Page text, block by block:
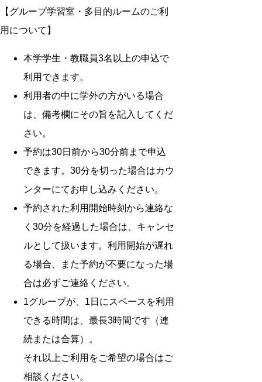
【グループ学習室・多目的ルームのご利
用について】
本学学生・教職員3名以上の申込で
利用できます。
利用者の中に学外の方がいる場合
は、備考欄にその旨を記入してくだ
さい。
予約は30日前から30分前まで申込
できます。30分を切った場合はカウ
ンターにてお申し込みください。
予約された利用開始時刻から連絡な
く30分を経過した場合は、キャンセ
ルとして扱います。利用開始が遅れ
る場合、また予約が不要になった場
合は必ずご連絡ください。
1グループが、1日にスペースを利用
できる時間は、最長3時間です（連
続または合算）。
それ以上ご利用をご希望の場合はご
相談ください。